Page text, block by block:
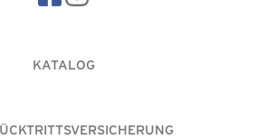
KATALOG